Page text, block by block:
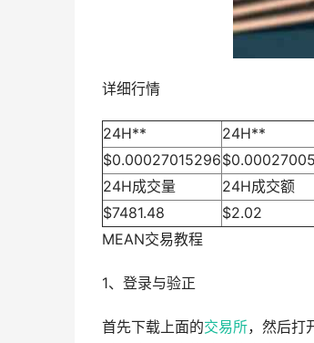
详细行情
24H** 24H**
$0.00027015296
24H成交量
24H成交额
$7481.48
$2.02
MEAN交易教程
1、登录与验正
首先下载上面的交易所，然后打